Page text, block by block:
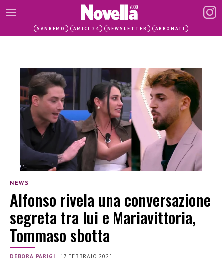
SANREMO AMICI 24 NEWSLETTER ABBONATI
NEWS
Alfonso rivela una conversazione
segreta tra lui e Mariavittoria,
Tommaso sbotta
DEBORA PARIGI | 17 FEBBRAIO 2025